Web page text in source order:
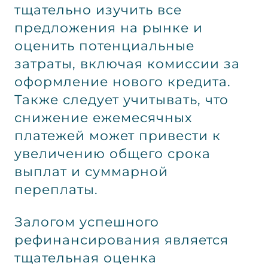
тщательно изучить все
предложения на рынке и
оценить потенциальные
затраты, включая комиссии за
оформление нового кредита.
Также следует учитывать, что
снижение ежемесячных
платежей может привести к
увеличению общего срока
выплат и суммарной
переплаты.
Залогом успешного
рефинансирования является
тщательная оценка